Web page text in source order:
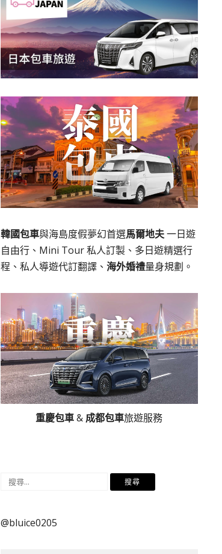
韓國包車與海島度假夢幻首選馬爾地夫一日遊
自由行、Mini Tour 私人訂製、多日遊精選行
程、私人導遊代訂翻譯、 海外婚禮量身規劃。
重慶包車& 成都包車旅遊服務
搜
鍵
@bluice0205